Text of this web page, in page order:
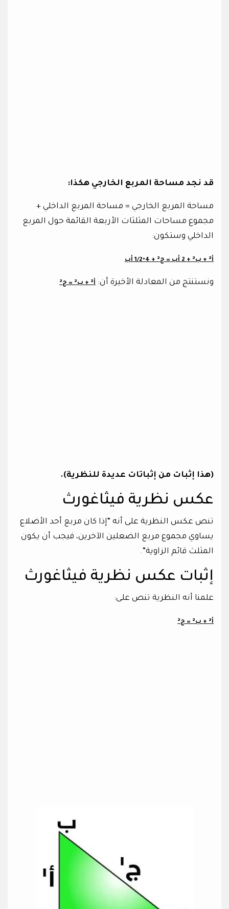
قد نجد مساحة المربع الخارجي هكذا:
مساحة المربع الخارجي = مساحة المربع الداخلي +
مجموع مساحات المثلثات الأربعة القائمة حول المربع
الداخلي وستكون:
أ² + ب² + 2 أب = ج² + 4•1/2 أب
ونستنتج من المعادلة الأخيرة أن: أ² + ب² = ج²
(هذا إثبات من إثباتات عديدة للنظرية).
عكس نظرية فيثاغورث
تنص عكس النظرية على أنه “إذا كان مربع أحد الأضلاع
يساوي مجموع مربع الضعلين الآخرين، فيجب أن يكون
المثلث قائم الزاوية”.
إثبات عكس نظرية فيثاغورث
علمنا أنه النظرية تنص على:
أ² + ب² = ج²